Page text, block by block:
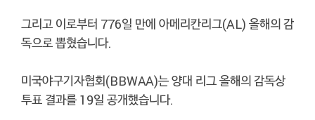
그리고 이로부터 776일 만에 아메리칸리그(AL) 올해의 감
독으로 뽑혔습니다.
미국야구기자협회(BBWAA)는 양대 리그 올해의 감독상
투표 결과를 19일 공개했습니다.